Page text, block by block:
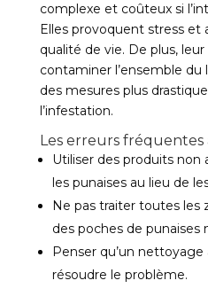
complexe et coûteux si
Elles provoquent stress et
qualité de vie. De plus,
contaminer l’ensemble
des mesures plus
l’infestation.
Les erreurs fréquentes
Utiliser des produits non
les punaises au lieu de
Ne pas traiter toutes les
des poches de punaises
Penser qu’un nettoyage
résoudre le problème.